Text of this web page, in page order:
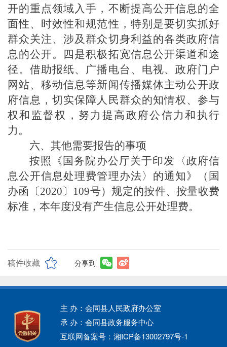
开的重点领域入手，不断提高公开信息的全
面性、时效性和规范性，特别是要切实抓好
群众关注、涉及群众切身利益的各类政府信
息的公开。 四是积极拓宽信息公开渠道和途
径。借助报纸、广播电台、电视、政府门户
网站、移动信息等新闻传播媒体主动公开政
府信息，切实保障人民群众的知情权、参与
权和监督权，努力提高政府公信力和执行
力。
六、其他需要报告的事项
按照《国务院办公厅关于印发〈政府信
息公开信息处理费管理办法〉的通知》（国
办函〔2020〕109号）规定的按件、按量收费
标准，本年度没有产生信息公开处理费。
稿件收藏 分享到
主 办：会同县人民政府办公室
承 办：会同县政务服务中心
互联网备案号：湘ICP备13002797号-1